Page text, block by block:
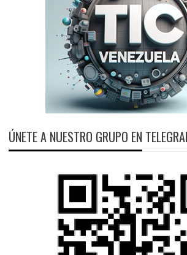
ÚNETE A NUESTRO GRUPO EN